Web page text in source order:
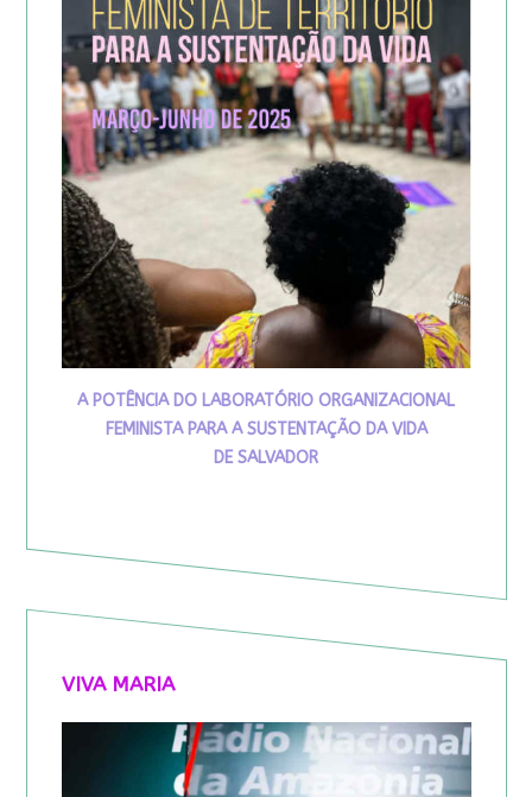
A POTÊNCIA DO LABORATÓRIO ORGANIZACIONAL
FEMINISTA PARA A SUSTENTAÇÃO DA VIDA
DE SALVADOR
VIVA MARIA